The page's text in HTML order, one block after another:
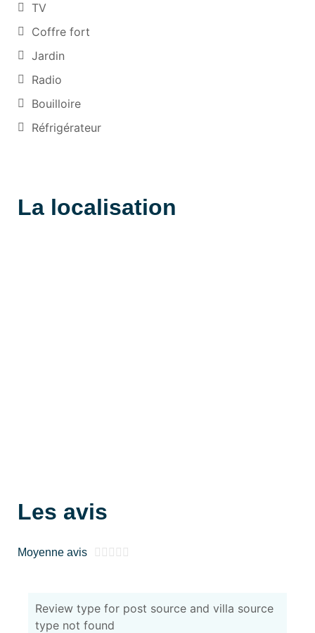
TV
Coffre fort
Jardin
Radio
Bouilloire
Réfrigérateur
La localisation
Les avis
Moyenne avis     
Review type for post source and villa source
type not found